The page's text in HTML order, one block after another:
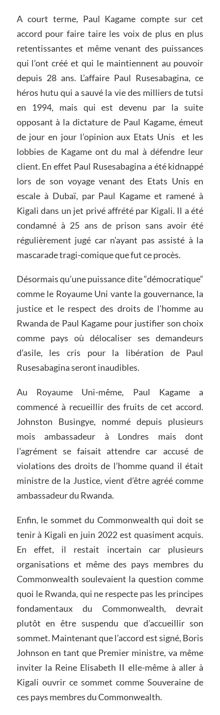
A court terme, Paul Kagame compte sur cet
accord pour faire taire les voix de plus en plus
retentissantes et même venant des puissances
qui l’ont créé et qui le maintiennent au pouvoir
depuis 28 ans. L’affaire Paul Rusesabagina, ce
héros hutu qui a sauvé la vie des milliers de tutsi
en 1994, mais qui est devenu par la suite
opposant à la dictature de Paul Kagame, émeut
de jour en jour l’opinion aux Etats Unis et les
lobbies de Kagame ont du mal à défendre leur
client. En effet Paul Rusesabagina a été kidnappé
lors de son voyage venant des Etats Unis en
escale à Dubaï, par Paul Kagame et ramené à
Kigali dans un jet privé affrété par Kigali. Il a été
condamné à 25 ans de prison sans avoir été
régulièrement jugé car n’ayant pas assisté à la
mascarade tragi-comique que fut ce procès.
Désormais qu’une puissance dite “démocratique”
comme le Royaume Uni vante la gouvernance, la
justice et le respect des droits de l’homme au
Rwanda de Paul Kagame pour justifier son choix
comme pays où délocaliser ses demandeurs
d’asile, les cris pour la libération de Paul
Rusesabagina seront inaudibles.
Au Royaume Uni-même, Paul Kagame a
commencé à recueillir des fruits de cet accord.
Johnston Busingye, nommé depuis plusieurs
mois ambassadeur à Londres mais dont
l’agrément se faisait attendre car accusé de
violations des droits de l’homme quand il était
ministre de la Justice, vient d’être agréé comme
ambassadeur du Rwanda.
Enfin, le sommet du Commonwealth qui doit se
tenir à Kigali en juin 2022 est quasiment acquis.
En effet, il restait incertain car plusieurs
organisations et même des pays membres du
Commonwealth soulevaient la question comme
quoi le Rwanda, qui ne respecte pas les principes
fondamentaux du Commonwealth, devrait
plutôt en être suspendu que d’accueillir son
sommet. Maintenant que l’accord est signé, Boris
Johnson en tant que Premier ministre, va même
inviter la Reine Elisabeth II elle-même à aller à
Kigali ouvrir ce sommet comme Souveraine de
ces pays membres du Commonwealth.